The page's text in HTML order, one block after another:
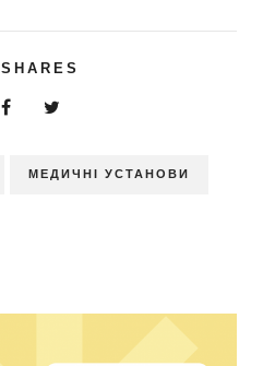
SHARES
МЕДИЧНІ УСТАНОВИ